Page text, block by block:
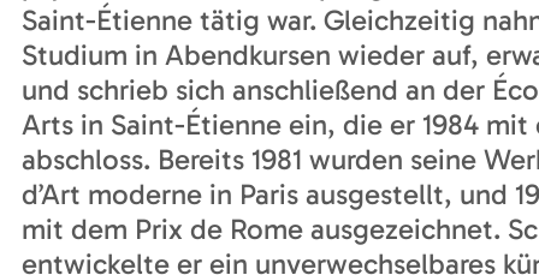
Saint-Étienne tätig war. Gleichzeitig
Studium in Abendkursen wieder auf,
und schrieb sich anschließend an der
Arts in Saint-Étienne ein, die er 1984
abschloss. Bereits 1981 wurden seine
d’Art moderne in Paris ausgestellt, und
mit dem Prix de Rome ausgezeichnet.
entwickelte er ein unverwechselbares